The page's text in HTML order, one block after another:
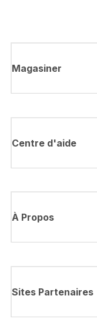
Magasiner
Centre d'aide
À Propos
Sites Partenaires